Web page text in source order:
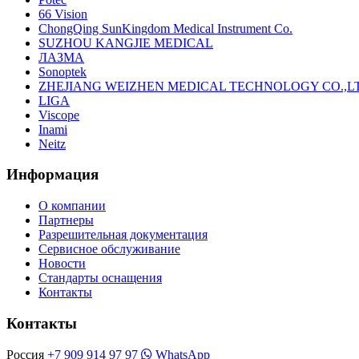
66 Vision
ChongQing SunKingdom Medical Instrument Co.
SUZHOU KANGJIE MEDICAL
ЛАЗМА
Sonoptek
ZHEJIANG WEIZHEN MEDICAL TECHNOLOGY
LIGA
Viscope
Inami
Neitz
Информация
О компании
Партнеры
Разрешительная документация
Сервисное обслуживание
Новости
Стандарты оснащения
Контакты
Контакты
Россия +7 909 914 97 97 WhatsApp